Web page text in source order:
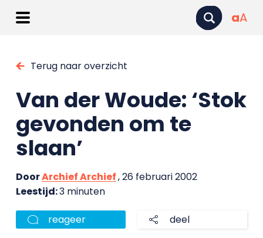
aA
Terug naar overzicht
Van der Woude: ‘Stok
gevonden om te
slaan’
DoorArchief Archief, 26 februari 2002
Leestijd:3 minuten
reageer deel